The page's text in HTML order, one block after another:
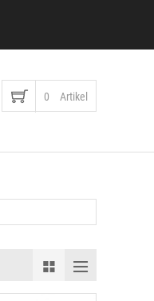
0 Artikel